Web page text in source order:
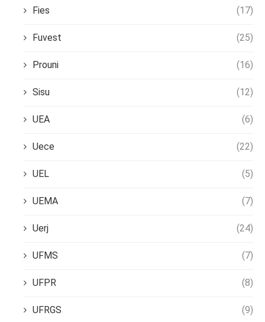
Fies (17)
Fuvest (25)
Prouni (16)
Sisu (12)
UEA (6)
Uece (22)
UEL (5)
UEMA (7)
Uerj (24)
UFMS (7)
UFPR (8)
UFRGS (9)